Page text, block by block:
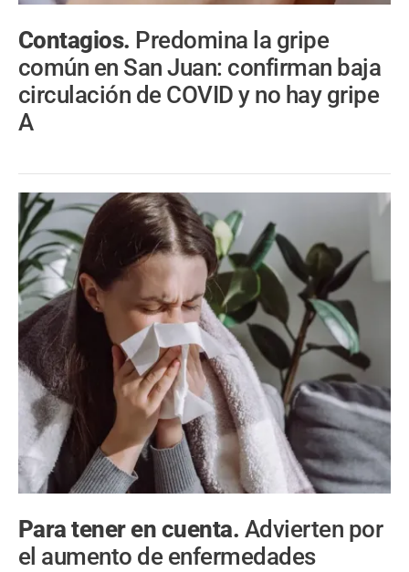
Contagios. Predomina la gripe
común en San Juan: confirman baja
circulación de COVID y no hay gripe
A
Para tener en cuenta. Advierten por
el aumento de enfermedades